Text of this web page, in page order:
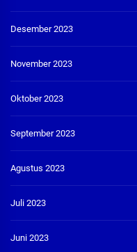
Desember 2023
November 2023
Oktober 2023
September 2023
Agustus 2023
Juli 2023
Juni 2023